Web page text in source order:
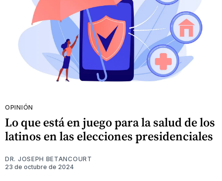
OPINIÓN
Lo que está en juego para la salud de los
latinos en las elecciones presidenciales
DR. JOSEPH BETANCOURT
23 de octubre de 2024